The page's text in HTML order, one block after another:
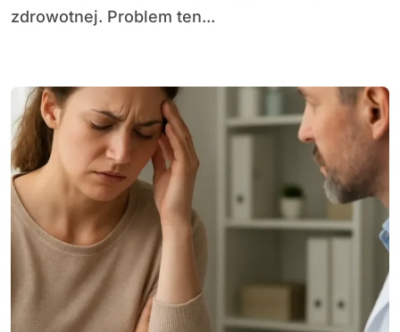
zdrowotnej. Problem ten...